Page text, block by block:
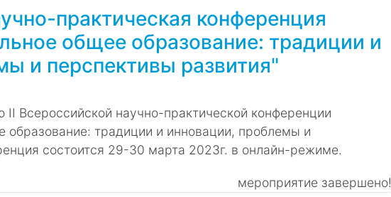
практическая конференция
общее образование: традиции и
и перспективы развития"
II Всероссийской научно-практической конференции
образование: традиции и инновации, проблемы и
состоится 29-30 марта 2023г. в онлайн-режиме.
мероприятие завершено!